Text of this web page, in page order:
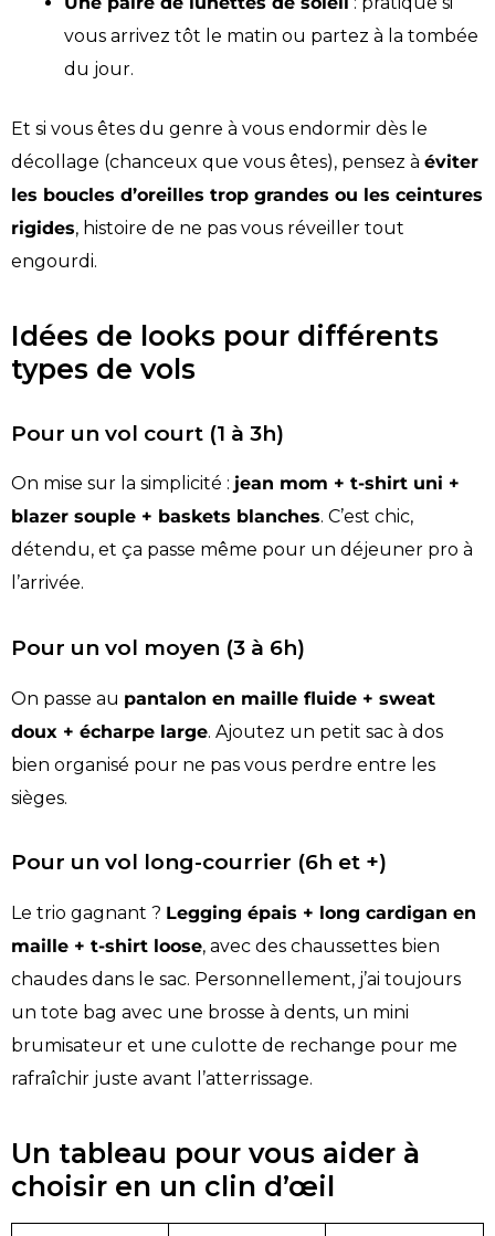
vous arrivez tôt le matin ou partez à la tombée
du jour.
Et si vous êtes du genre à vous endormir dès le
décollage (chanceux que vous êtes), pensez à éviter
les boucles d’oreilles trop grandes ou les ceintures
rigides, histoire de ne pas vous réveiller tout
engourdi.
Idées de looks pour différents
types de vols
Pour un vol court (1 à 3h)
On mise sur la simplicité : jean mom + t-shirt uni +
blazer souple + baskets blanches. C’est chic,
détendu, et ça passe même pour un déjeuner pro à
l’arrivée.
Pour un vol moyen (3 à 6h)
On passe au pantalon en maille fluide + sweat
doux + écharpe large. Ajoutez un petit sac à dos
bien organisé pour ne pas vous perdre entre les
sièges.
Pour un vol long-courrier (6h et +)
Le trio gagnant ? Legging épais + long cardigan en
maille + t-shirt loose, avec des chaussettes bien
chaudes dans le sac. Personnellement, j’ai toujours
un tote bag avec une brosse à dents, un mini
brumisateur et une culotte de rechange pour me
rafraîchir juste avant l’atterrissage.
Un tableau pour vous aider à
choisir en un clin d’œil